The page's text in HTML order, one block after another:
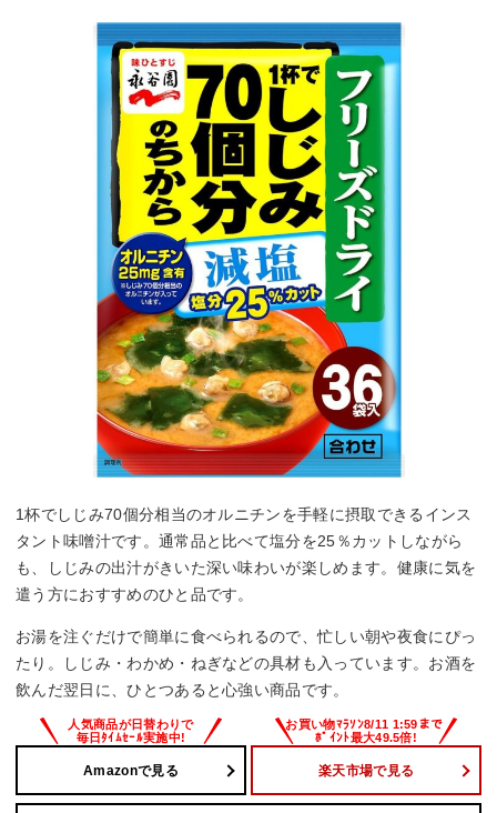
1杯でしじみ70個分相当のオルニチンを手軽に摂取できるインス
タント味噌汁です。通常品と比べて塩分を25％カットしながら
も、しじみの出汁がきいた深い味わいが楽しめます。健康に気を
遣う方におすすめのひと品です。
お湯を注ぐだけで簡単に食べられるので、忙しい朝や夜食にぴっ
たり。しじみ・わかめ・ねぎなどの具材も入っています。お酒を
飲んだ翌日に、ひとつあると心強い商品です。
Amazonで見る 楽天市場で見る